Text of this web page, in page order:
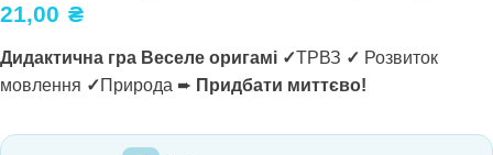
21,00 ₴
Дидактична гра Веселе оригамі ✓ТРВЗ ✓ Розвиток
мовлення ✓Природа ➨ Придбати миттєво!